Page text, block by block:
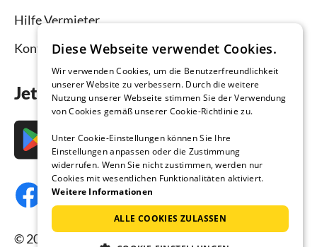
Hilfe Vermieter
Kontakt
Jetzt die App downloaden
© 2026 Ferienhausmiete.de, alle Rechte
Diese Webseite verwendet Cookies.
Wir verwenden Cookies, um die Benutzerfreundlichkeit
unserer Website zu verbessern. Durch die weitere
Nutzung unserer Webseite stimmen Sie der Verwendung
von Cookies gemäß unserer Cookie-Richtlinie zu.
Unter Cookie-Einstellungen können Sie Ihre
Einstellungen anpassen oder die Zustimmung
widerrufen. Wenn Sie nicht zustimmen, werden nur
Cookies mit wesentlichen Funktionalitäten aktiviert.
Weitere Informationen
ALLE COOKIES ZULASSEN